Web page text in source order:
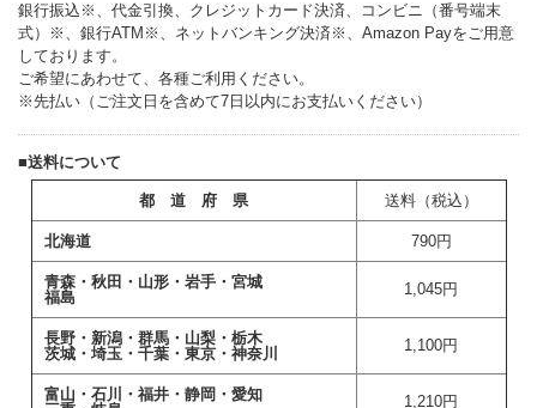
銀行振込※、代金引換、クレジットカード決済、コンビニ（番号端末
式）※、銀行ATM※、ネットバンキング決済※、Amazon Payをご用意
しております。
ご希望にあわせて、各種ご利用ください。
※先払い（ご注文日を含めて7日以内にお支払いください）
■送料について
都 道 府 県 送料（税込）
北海道 790円
青森・秋田・山形・岩手・宮城
福島
1,045円
長野・新潟・群馬・山梨・栃木
茨城・埼玉・千葉・東京・神奈川
1,100円
富山・石川・福井・静岡・愛知
1,210円